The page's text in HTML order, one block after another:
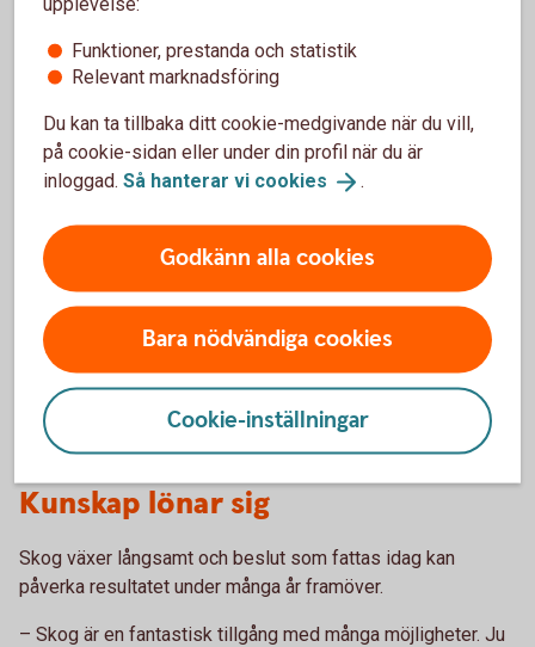
En genomtänkt plan gör det lättare att hantera både
investeringar och framtida intäkter.
Tänk framåt och minska riskerna
Som skogsägare är det viktigt att ha ett långsiktigt
perspektiv.
Stormar, bränder, skadedjur och andra oförutsedda
händelser kan påverka både skogens värde och framtida
avkastning. Därför är det klokt att se över
försäkringsskyddet och hålla sig uppdaterad kring lagar,
regler och andra förändringar som kan påverka fastigheten.
Det är också bra att ha koll på exempelvis servitut,
arrenden och andra rättigheter som är knutna till marken.
Kunskap lönar sig
Skog växer långsamt och beslut som fattas idag kan
påverka resultatet under många år framöver.
– Skog är en fantastisk tillgång med många möjligheter. Ju
Funktioner, prestanda och statistik
Relevant marknadsföring
Du kan ta tillbaka ditt cookie-medgivande när du vill,
på cookie-sidan eller under din profil när du är
inloggad. Så hanterar vi cookies .
Godkänn alla cookies
Bara nödvändiga cookies
Cookie-inställningar